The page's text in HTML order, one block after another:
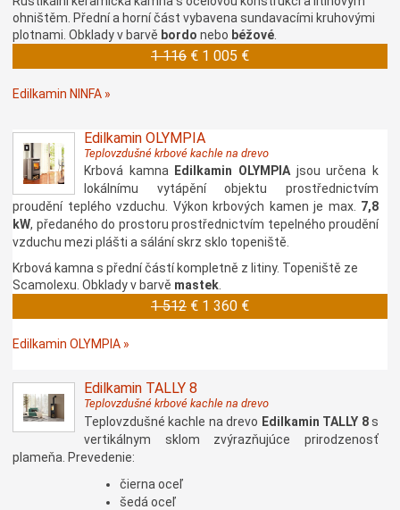
ohništěm. Přední a horní část vybavena sundavacími kruhovými
plotnami. Obklady v barvě bordo nebo béžové
1 116 € 1 005 €
Edilkamin NINFA »
Edilkamin OLYMPIA
Teplovzdušné krbové kachle na drevo
Krbová kamna Edilkamin OLYMPIAjsou určena k
lokálnímu vytápění objektu prostřednictvím
proudění teplého vzduchu. Výkon krbových kamen je max. 7,8
kW, předaného do prostoru prostřednictvím tepelného proudění
vzduchu mezi plášti a sálání skrz sklo topeniště.
Krbová kamna s přední částí kompletně z litiny. Topeniště ze
Scamolexu. Obklady v barvě mastek.
1 512 € 1 360 €
Edilkamin OLYMPIA »
Edilkamin TALLY 8
Teplovzdušné krbové kachle na drevo
Teplovzdušné kachle na drevo Edilkamin TALLY 8s
vertikálnym sklom zvýrazňujúce prirodzenosť
plameňa. Prevedenie:
čierna oceľ
šedá oceľ